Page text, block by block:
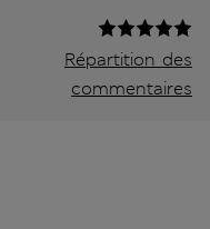
Répartition des
commentaires